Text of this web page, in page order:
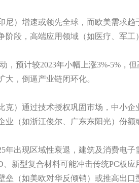
尼）增速或领先全球，而欧美需求趋
阶段，高端应用领域（如医疗、军工
，预计较2023年小幅上涨3%-5%，
大，倒逼产业链闭环化。
克）通过技术授权巩固市场，中小企
业（如浙江俊尔、广东东阳光）份额
年出现区域性衰退，建筑及消费电子
、新型复合材料可能冲击传统PC板应
垒（如美欧对华反倾销）或推高出口